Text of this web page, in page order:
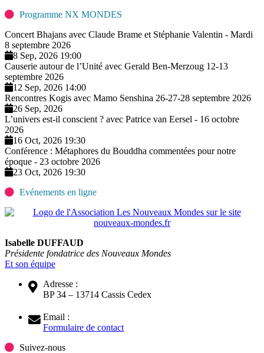
Programme NX MONDES
Concert Bhajans avec Claude Brame et Stéphanie Valentin - Mardi
8 septembre 2026
8 Sep, 2026 19:00
Causerie autour de l’Unité avec Gerald Ben-Merzoug 12-13
septembre 2026
12 Sep, 2026 14:00
Rencontres Kogis avec Mamo Senshina 26-27-28 septembre 2026
26 Sep, 2026
L’univers est-il conscient ? avec Patrice van Eersel - 16 octobre
2026
16 Oct, 2026 19:30
Conférence : Métaphores du Bouddha commentées pour notre
époque - 23 octobre 2026
23 Oct, 2026 19:30
Evénements en ligne
Isabelle DUFFAUD
Présidente fondatrice des Nouveaux Mondes
Et son équipe
Adresse :
BP 34 – 13714 Cassis Cedex
Email :
Formulaire de contact
Suivez-nous